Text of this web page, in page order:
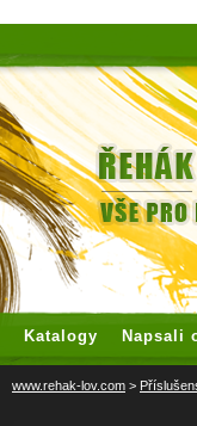
Katalogy Napsali
www.rehak-lov.com >